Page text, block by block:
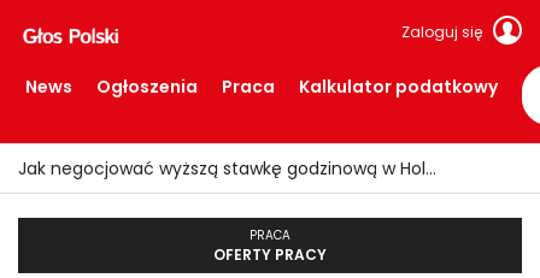
Zaloguj się
News Ogłoszenia Praca Kalkulator podatkowy
Jak negocjować wyższą stawkę godzinową w Holandii?
PRACA
OFERTY PRACY